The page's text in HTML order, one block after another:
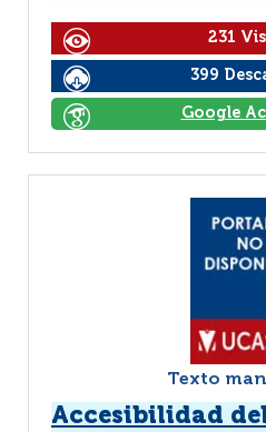
231
399
Google
Texto
Accesibilidad